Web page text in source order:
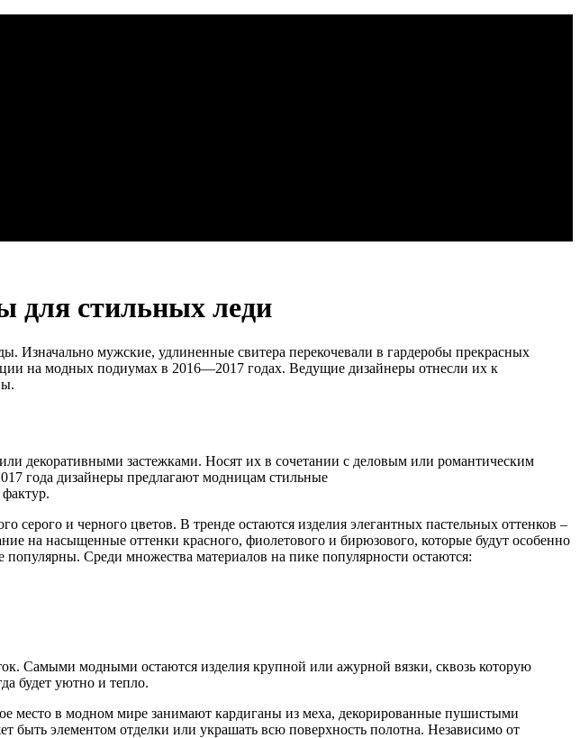
для стильных леди
мужские, удлиненные свитера перекочевали в гардеробы прекрасных
на модных подиумах в 2016—2017 годах. Ведущие дизайнеры отнесли их к
декоративными застежками. Носят их в сочетании с деловым или романтическим
года дизайнеры предлагают модницам стильные
и черного цветов. В тренде остаются изделия элегантных пастельных оттенков –
на насыщенные оттенки красного, фиолетового и бирюзового, которые будут особенно
Среди множества материалов на пике популярности остаются:
Самыми модными остаются изделия крупной или ажурной вязки, сквозь которую
будет уютно и тепло.
место в модном мире занимают кардиганы из меха, декорированные пушистыми
быть элементом отделки или украшать всю поверхность полотна. Независимо от